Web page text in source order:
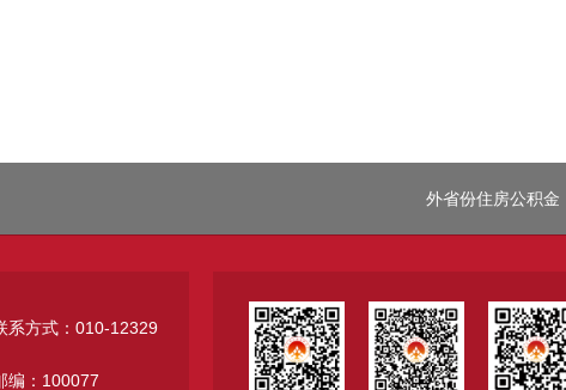
外省份住房公积金
系方式：010-12329
编：100077